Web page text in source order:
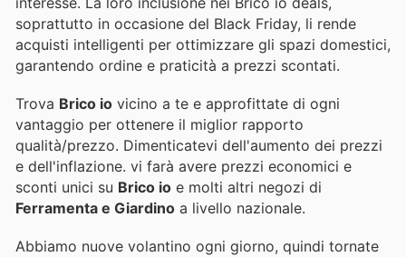
soprattutto in occasione del Black Friday, li rende
acquisti intelligenti per ottimizzare gli spazi domestici,
garantendo ordine e praticità a prezzi scontati.
Trova Brico io vicino a te e approfittate di ogni
vantaggio per ottenere il miglior rapporto
qualità/prezzo. Dimenticatevi dell'aumento dei prezzi
e dell'inflazione. vi farà avere prezzi economici e
sconti unici su Brico io e molti altri negozi di
Ferramenta e Giardino a livello nazionale.
Abbiamo nuove volantino ogni giorno, quindi tornate